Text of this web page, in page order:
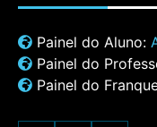
Painel do Aluno:
Painel do
Painel do